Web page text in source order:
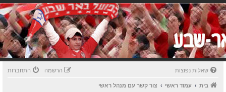
שאלות נפוצות התחברות הרשמה
בית עמוד ראשי צור קשר עם מנהל ראשי